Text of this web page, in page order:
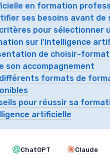
en formation
ses besoins avant de
pour sélectionner
sur l’intelligence
de choisir-
son accompagnement
formats de
pour réussir sa
artificielle
ChatGPT Claude